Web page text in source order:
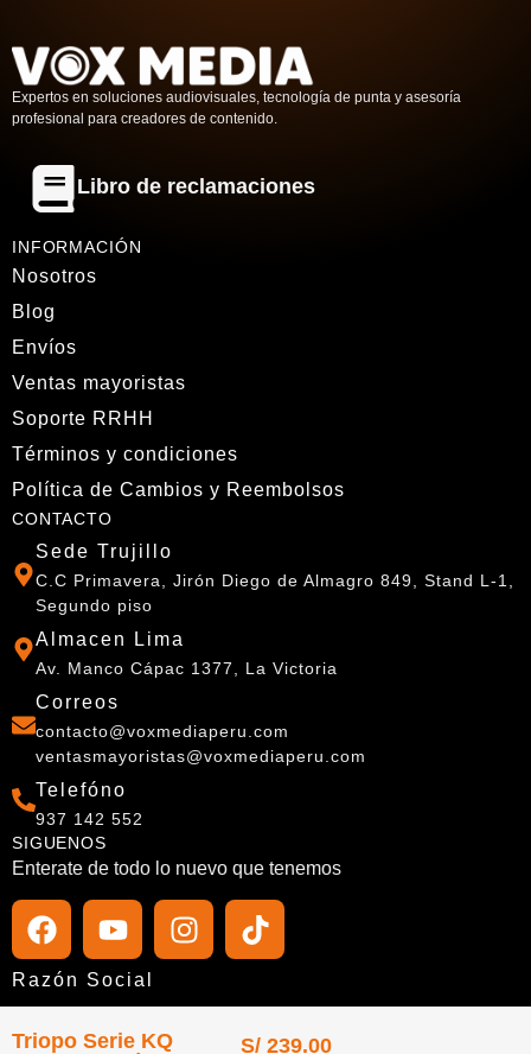
Triopo Serie KQ
S/239.00
Expertos en soluciones audiovisuales, tecnología de punta y asesoría
profesional para creadores de contenido.
Libro de reclamaciones
INFORMACIÓN
Nosotros
Blog
Envíos
Ventas mayoristas
Soporte RRHH
Términos y condiciones
Política de Cambios y Reembolsos
CONTACTO
Sede Trujillo
C.C Primavera, Jirón Diego de Almagro 849, Stand L-1,
Segundo piso
Almacen Lima
Av. Manco Cápac 1377, La Victoria
Correos
contacto@voxmediaperu.com
ventasmayoristas@voxmediaperu.com
Telefóno
937 142 552
SIGUENOS
Enterate de todo lo nuevo que tenemos
Razón Social